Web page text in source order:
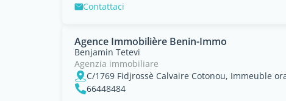
Contattaci
Agence Immobilière Benin-Immo
Benjamin Tetevi
Agenzia immobiliare
66448484